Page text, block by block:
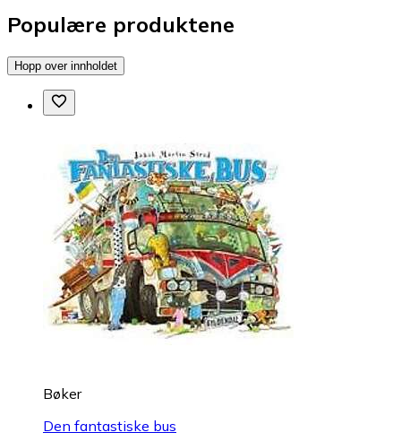
Populære produktene
Hopp over innholdet
Bøker
Den fantastiske bus